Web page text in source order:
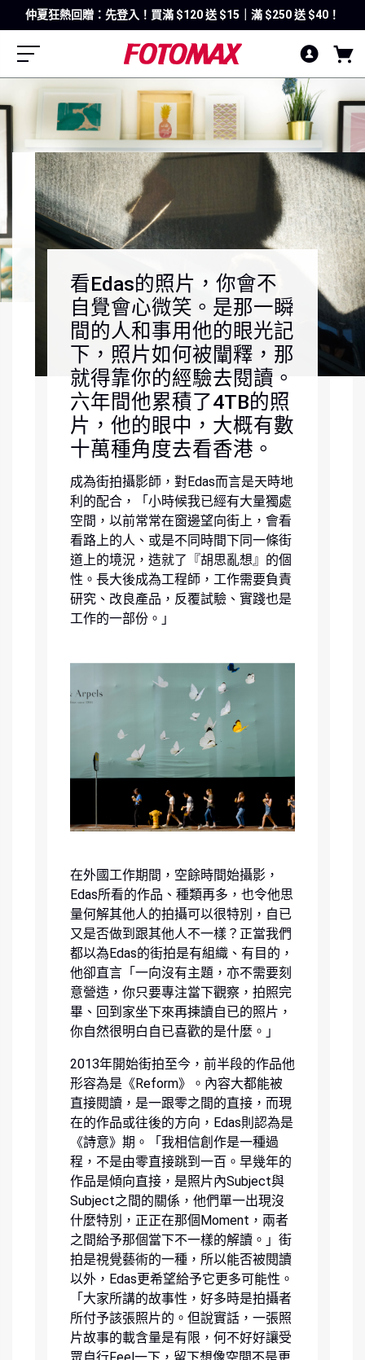
仲夏狂熱回贈：先登入！買滿 $120 送 $15｜滿 $250 送 $40！
看Edas的照片，你會不
自覺會心微笑。是那一瞬
間的人和事用他的眼光記
下，照片如何被闡釋，那
就得靠你的經驗去閱讀。
六年間他累積了4TB的照
片，他的眼中，大概有數
十萬種角度去看香港。
成為街拍攝影師，對Edas而言是天時地
利的配合，「小時候我已經有大量獨處
空間，以前常常在窗邊望向街上，會看
看路上的人、或是不同時間下同一條街
道上的境況，造就了『胡思亂想』的個
性。長大後成為工程師，工作需要負責
研究、改良產品，反覆試驗、實踐也是
工作的一部份。」
在外國工作期間，空餘時間始攝影，
Edas所看的作品、種類再多，也令他思
量何解其他人的拍攝可以很特別，自已
又是否做到跟其他人不一樣？正當我們
都以為Edas的街拍是有組織、有目的，
他卻直言「一向沒有主題，亦不需要刻
意營造，你只要專注當下觀察，拍照完
畢、回到家坐下來再揀讀自已的照片，
你自然很明白自已喜歡的是什麼。」
2013年開始街拍至今，前半段的作品他
形容為是《Reform》。內容大都能被
直接閱讀，是一跟零之間的直接，而現
在的作品或往後的方向，Edas則認為是
《詩意》期。「我相信創作是一種過
程，不是由零直接跳到一百。早幾年的
作品是傾向直接，是照片內Subject與
Subject之間的關係，他們單一出現沒
什麼特別，正正在那個Moment，兩者
之間給予那個當下不一樣的解讀。」街
拍是視覺藝術的一種，所以能否被閱讀
以外，Edas更希望給予它更多可能性。
「大家所講的故事性，好多時是拍攝者
所付予該張照片的。但說實話，一張照
片故事的載含量是有限，何不好好讓受